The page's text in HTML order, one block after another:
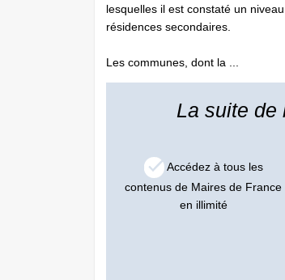
lesquelles il est constaté un
résidences secondaires.
Les communes, dont la ...
La suite de
Accédez à tous les
contenus de Maires de France
en illimité